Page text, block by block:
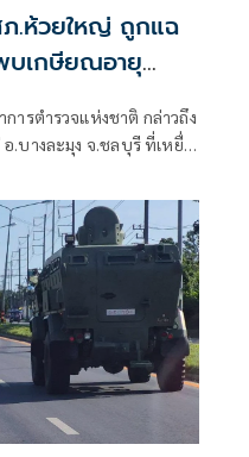
.ห้วยใหญ่ ถูกแฉ
เกษียณอายุ
รตำรวจแห่งชาติ กล่าวถึง
.บางละมุง จ.ชลบุรี ที่เหยื่อ
งตำรวจ สภ.ห้วยใหญ่